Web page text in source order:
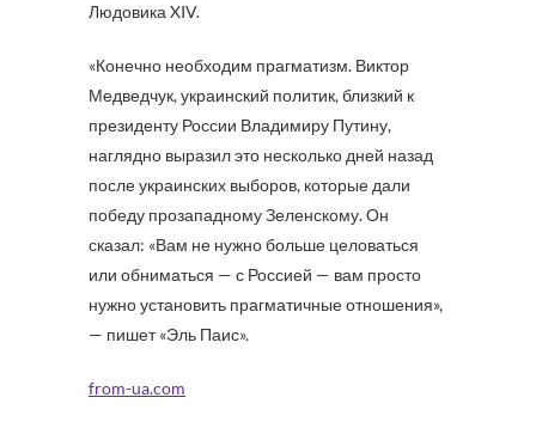
Людовика XIV.
«Конечно необходим прагматизм. Виктор
Медведчук, украинский политик, близкий к
президенту России Владимиру Путину,
наглядно выразил это несколько дней назад
после украинских выборов, которые дали
победу прозападному Зеленскому. Он
сказал: «Вам не нужно больше целоваться
или обниматься — с Россией — вам просто
нужно установить прагматичные отношения»,
— пишет «Эль Паис».
from-ua.com